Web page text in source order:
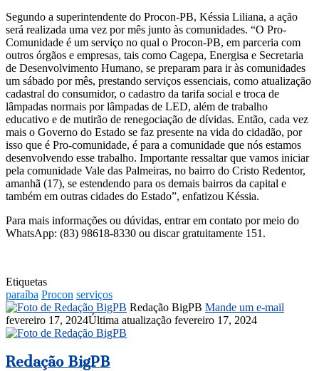
Segundo a superintendente do Procon-PB, Késsia Liliana, a ação
será realizada uma vez por mês junto às comunidades. “O Pro-
Comunidade é um serviço no qual o Procon-PB, em parceria com
outros órgãos e empresas, tais como Cagepa, Energisa e Secretaria
de Desenvolvimento Humano, se preparam para ir às comunidades
um sábado por mês, prestando serviços essenciais, como atualização
cadastral do consumidor, o cadastro da tarifa social e troca de
lâmpadas normais por lâmpadas de LED, além de trabalho
educativo e de mutirão de renegociação de dívidas. Então, cada vez
mais o Governo do Estado se faz presente na vida do cidadão, por
isso que é Pro-comunidade, é para a comunidade que nós estamos
desenvolvendo esse trabalho. Importante ressaltar que vamos iniciar
pela comunidade Vale das Palmeiras, no bairro do Cristo Redentor,
amanhã (17), se estendendo para os demais bairros da capital e
também em outras cidades do Estado”, enfatizou Késsia.
Para mais informações ou dúvidas, entrar em contato por meio do
WhatsApp: (83) 98618-8330 ou discar gratuitamente 151.
Etiquetas
paraíba Procon serviços
Redação BigPB Mande um e-mail
fevereiro 17, 2024Última atualização fevereiro 17, 2024
Redação BigPB